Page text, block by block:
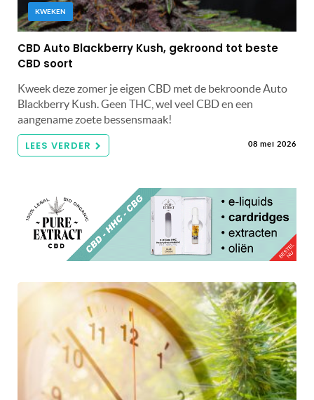
KWEKEN
CBD Auto Blackberry Kush, gekroond tot beste
CBD soort
Kweek deze zomer je eigen CBD met de bekroonde Auto
Blackberry Kush. Geen THC, wel veel CBD en een
aangename zoete bessensmaak!
LEES VERDER 08 mei 2026